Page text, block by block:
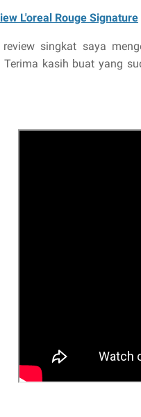
L'oreal Rouge Signature
singkat saya
kasih buat yang